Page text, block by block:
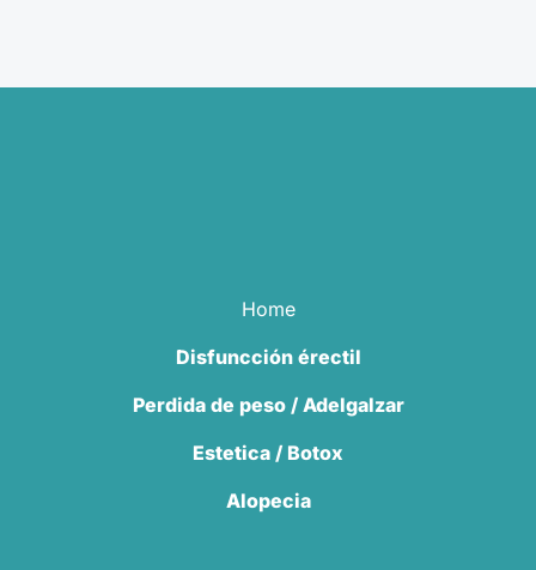
Home
Disfuncción érectil
Perdida de peso / Adelgalzar
Estetica / Botox
Alopecia